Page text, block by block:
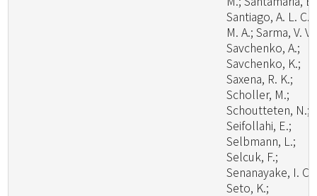
Santiago, A. L. C.
M. A.; Sarma, V. V.;
Savchenko, A.;
Savchenko, K.;
Saxena, R. K.;
Scholler, M.;
Schoutteten, N.;
Seifollahi, E.;
Selbmann, L.;
Selcuk, F.;
Senanayake, I. C.;
Seto, K.;